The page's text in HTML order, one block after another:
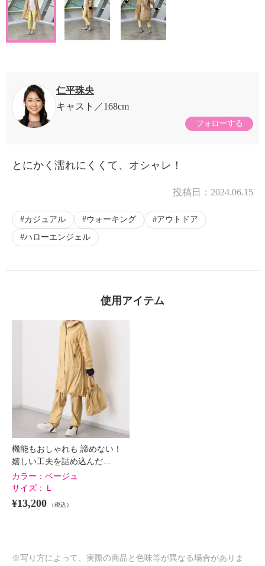
仁平珠央
キャスト
168cm
フォローする
とにかく濡れにくくて、オシャレ！
投稿日： 2024.06.15
カジュアル ウォーキング
アウトドア
ハローエンジェル
使用アイテム
機能もおしゃれも 諦めない！
嬉しい工夫を詰め込んだ…
カラー： ベージュ
サイズ：
Ｌ
¥13,200 （税込）
※写り方によって、実際の商品と色味等が異なる場合がありま